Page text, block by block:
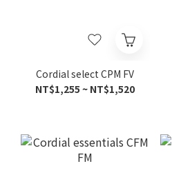
Cordial select CPM FV
NT$1,255 ~ NT$1,520